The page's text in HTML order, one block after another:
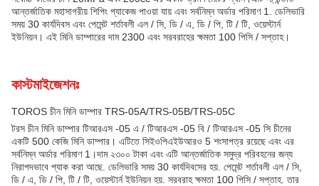
আন্তর্জাতিক মহাসাগরীয় শিপিং প্যাকেজ পাওয়া যায় এবং সর্বনিম্ন অর্ডার পরিমাণ 1. ডেলিভারি
সময় 30 কার্যদিবস এবং পেমেন্ট শর্তাবলী এল / সি, ডি / এ, ডি / পি, টি / টি, ওয়েস্টার্ন
ইউনিয়ন। এই মিনি ডাম্পারের দাম 2300 এবং সরবরাহের ক্ষমতা 100 পিসি / সপ্তাহ।
কাস্টমাইজেশনঃ
TOROS চীন মিনি ডাম্পার TRS-05A/TRS-05B/TRS-05C
টরস চীন মিনি ডাম্পার টিআরএস -05 এ / টিআরএস -05 বি / টিআরএস -05 সি চীনের
একটি 500 কেজি মিনি ডাম্পার। এটিতে সিইওপিএইউআরও 5 শংসাপত্র রয়েছে এবং এর
সর্বনিম্ন অর্ডার পরিমাণ 1।দাম ২৩০০ টাকা এবং এটি আন্তর্জাতিক সমুদ্র পরিবহনের জন্য
নিরাপদভাবে প্যাক করা আছে. ডেলিভারি সময় 30 কার্যদিবসের হয়. পেমেন্ট শর্তাবলী এল / সি,
ডি / এ, ডি / পি, টি / টি, ওয়েস্টার্ন ইউনিয়ন হয়. সরবরাহ ক্ষমতা 100 পিসি / সপ্তাহ. তার